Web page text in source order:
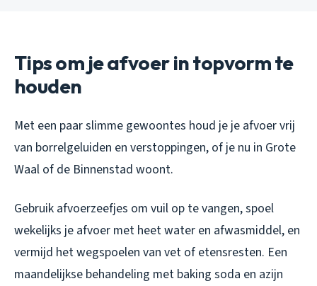
Tips om je afvoer in topvorm te
houden
Met een paar slimme gewoontes houd je je afvoer vrij
van borrelgeluiden en verstoppingen, of je nu in Grote
Waal of de Binnenstad woont.
Gebruik afvoerzeefjes om vuil op te vangen, spoel
wekelijks je afvoer met heet water en afwasmiddel, en
vermijd het wegspoelen van vet of etensresten. Een
maandelijkse behandeling met baking soda en azijn